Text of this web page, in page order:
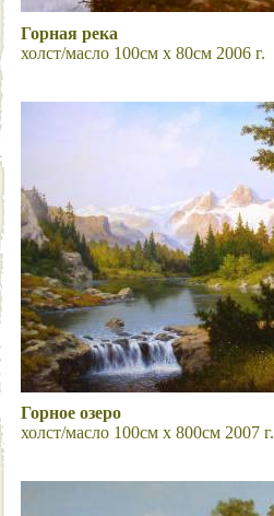
Горная река
холст/масло 100см x 80см 2006 г.
Горное озеро
холст/масло 100см x 800см 2007 г.